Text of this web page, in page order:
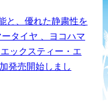
と、優れた静粛性を
タイヤ 、ヨコハマ
ックスティー・エ
発売開始しまし